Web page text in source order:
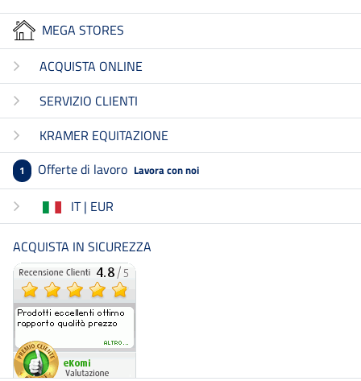
MEGA STORES
ACQUISTA ONLINE
SERVIZIO CLIENTI
KRAMER EQUITAZIONE
1 Offerte di lavoro Lavora con noi
IT | EUR
ACQUISTA IN SICUREZZA